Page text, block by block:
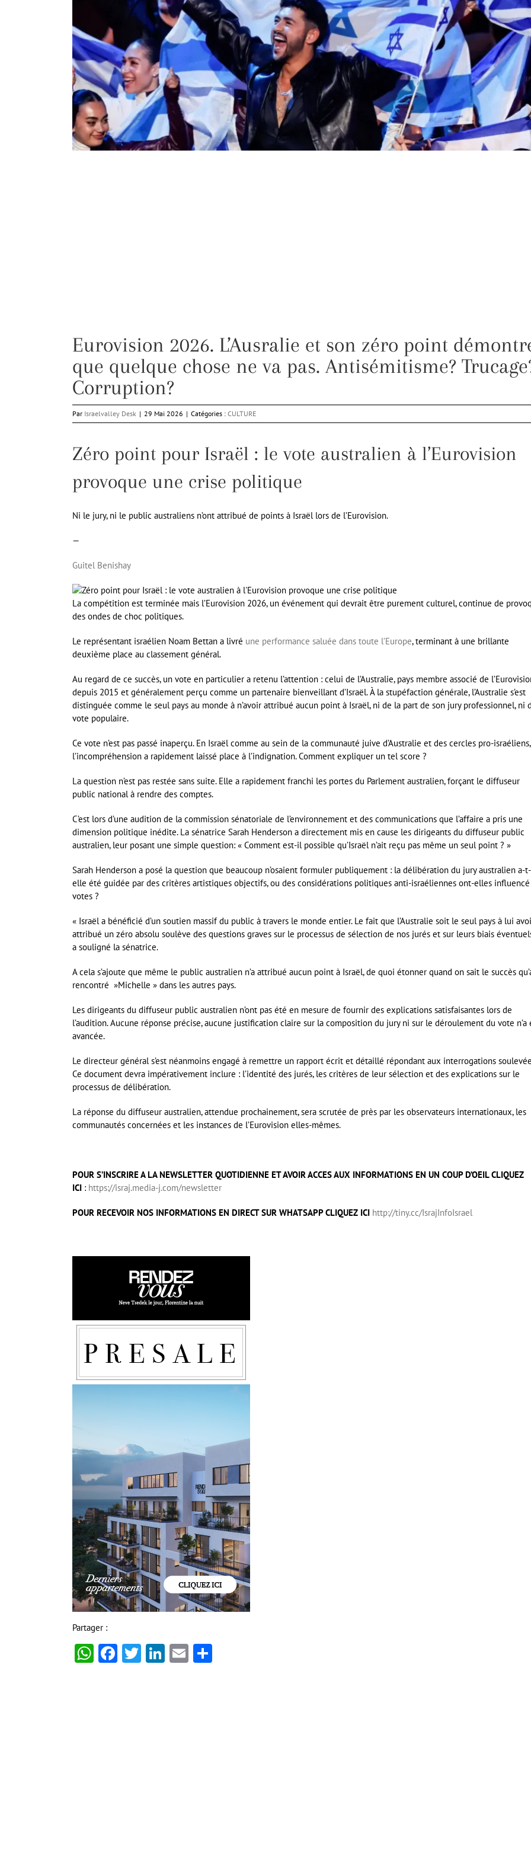
Eurovision 2026. L’Ausralie et son zéro point
que quelque chose ne va pas. Antisémitisme?
Corruption?
Par Israelvalley Desk | 29 Mai 2026 | Catégories : CULTURE
Zéro point pour Israël : le vote australien à l’Eurovision
provoque une crise politique
Ni le jury, ni le public australiens n’ont attribué de points à Israël lors de l’Eurovision.
—
Guitel Benishay
La compétition est terminée mais l’Eurovision 2026, un événement qui devrait être purement culturel, continue de
des ondes de choc politiques.
Le représentant israélien Noam Bettan a livré une performance saluée dans toute l’Europe, terminant à une brillante
deuxième place au classement général.
Au regard de ce succès, un vote en particulier a retenu l’attention : celui de l’Australie, pays membre associé de
depuis 2015 et généralement perçu comme un partenaire bienveillant d’Israël. À la stupéfaction générale, l’Australie s’est
distinguée comme le seul pays au monde à n’avoir attribué aucun point à Israël, ni de la part de son jury professionnel, ni
vote populaire.
Ce vote n’est pas passé inaperçu. En Israël comme au sein de la communauté juive d’Australie et des cercles pro-israéliens,
l’incompréhension a rapidement laissé place à l’indignation. Comment expliquer un tel score ?
La question n’est pas restée sans suite. Elle a rapidement franchi les portes du Parlement australien, forçant le diffuseur
public national à rendre des comptes.
C’est lors d’une audition de la commission sénatoriale de l’environnement et des communications que l’affaire a pris une
dimension politique inédite. La sénatrice Sarah Henderson a directement mis en cause les dirigeants du diffuseur public
australien, leur posant une simple question: « Comment est-il possible qu’Israël n’ait reçu pas même un seul point ? »
Sarah Henderson a posé la question que beaucoup n’osaient formuler publiquement : la délibération du jury australien a-t-
elle été guidée par des critères artistiques objectifs, ou des considérations politiques anti-israéliennes ont-elles
votes ?
« Israël a bénéficié d’un soutien massif du public à travers le monde entier. Le fait que l’Australie soit le seul pays à lui
attribué un zéro absolu soulève des questions graves sur le processus de sélection de nos jurés et sur leurs biais
a souligné la sénatrice.
A cela s’ajoute que même le public australien n’a attribué aucun point à Israël, de quoi étonner quand on sait le succès
rencontré »Michelle » dans les autres pays.
Les dirigeants du diffuseur public australien n’ont pas été en mesure de fournir des explications satisfaisantes lors de
l’audition. Aucune réponse précise, aucune justification claire sur la composition du jury ni sur le déroulement du vote n’a
avancée.
Le directeur général s’est néanmoins engagé à remettre un rapport écrit et détaillé répondant aux interrogations
Ce document devra impérativement inclure : l’identité des jurés, les critères de leur sélection et des explications sur le
processus de délibération.
La réponse du diffuseur australien, attendue prochainement, sera scrutée de près par les observateurs internationaux, les
communautés concernées et les instances de l’Eurovision elles-mêmes.
POUR S’INSCRIRE A LA NEWSLETTER QUOTIDIENNE ET AVOIR ACCES AUX INFORMATIONS EN UN COUP D’OEIL CLIQUEZ
ICI : https://israj.media-j.com/newsletter
POUR RECEVOIR NOS INFORMATIONS EN DIRECT SUR WHATSAPP CLIQUEZ ICI http://tiny.cc/IsrajInfoIsrael
Partager :
WhatsApp
Facebook
Twitter
LinkedIn
Email